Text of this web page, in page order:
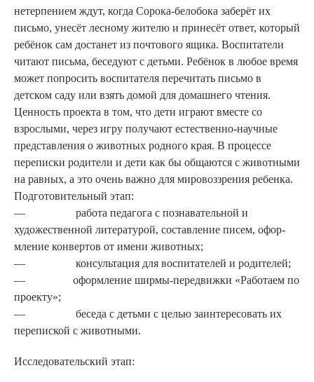
нетерпением ждут, когда Сорока-белобока заберёт их
письмо, уне­сёт лесному жителю и принесёт ответ, который
ребёнок сам дос­танет из почтового ящика. Воспитатели
читают письма, беседу­ют с детьми. Ребёнок в любое время
может попросить воспита­теля перечитать письмо в
детском саду или взять домой для домаш­него чтения.
Ценность проекта в том, что дети играют вместе со
взрослы­ми, через игру получают естественно-научные
представления о животных родного края. В процессе
переписки родители и дети как бы общаются с животными
на равных, а это очень важно для мировоззрения ребенка.
Подготовительный этап:
— работа педагога с познаватель­ной и
художественной литера­турой, составление писем, офор­
мление конвертов от имени животных;
— консультация для воспитате­лей и родителей;
— оформление ширмы-пере­движки «Работаем по
проек­ту»;
— беседа с детьми с целью заин­тересовать их
перепиской с животными.
Исследовательский этап: